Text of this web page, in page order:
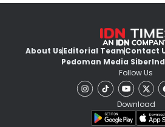
About UsEditorial TeamContact
Pedoman Media Siber
Follow Us
Download